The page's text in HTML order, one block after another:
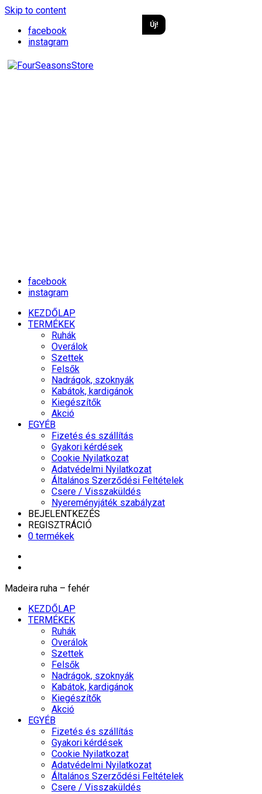
Skip to content
facebook
instagram
facebook
instagram
KEZDŐLAP
TERMÉKEK
Ruhák
Overálok
Szettek
Felsők
Nadrágok, szoknyák
Kabátok, kardigánok
Kiegészítők
Akció
EGYÉB
Fizetés és szállítás
Gyakori kérdések
Cookie Nyilatkozat
Adatvédelmi Nyilatkozat
Általános Szerződési Feltételek
Csere / Visszaküldés
Nyereményjáték szabályzat
BEJELENTKEZÉS
REGISZTRÁCIÓ
0 termékek
Madeira ruha – fehér
KEZDŐLAP
TERMÉKEK
Ruhák
Overálok
Szettek
Felsők
Nadrágok, szoknyák
Kabátok, kardigánok
Kiegészítők
Akció
EGYÉB
Fizetés és szállítás
Gyakori kérdések
Cookie Nyilatkozat
Adatvédelmi Nyilatkozat
Általános Szerződési Feltételek
Csere / Visszaküldés
Új!